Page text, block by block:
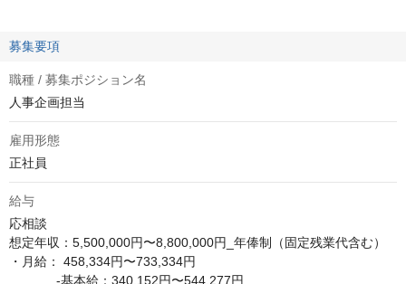
募集要項
職種 / 募集ポジション名
人事企画担当
雇用形態
正社員
給与
応相談
想定年収：5,500,000円〜8,800,000円_年俸制（固定残業代含む）
・月給： 458,334円〜733,334円